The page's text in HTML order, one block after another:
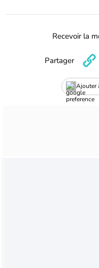
Recevoir la
Ajouter
Partager